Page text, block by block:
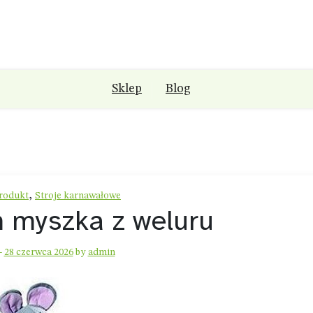
Sklep Blog
, Stroje karnawałowe
myszka z weluru
- 28 czerwca 2026by admin